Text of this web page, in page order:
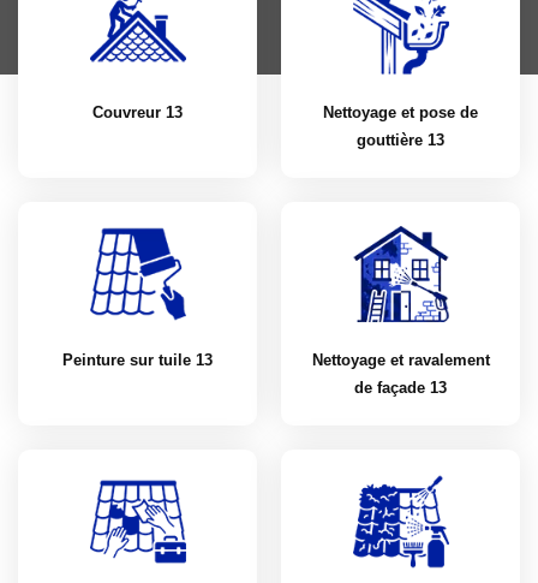
Couvreur 13
Nettoyage et pose de
gouttière 13
Peinture sur tuile 13
Nettoyage et ravalement
de façade 13